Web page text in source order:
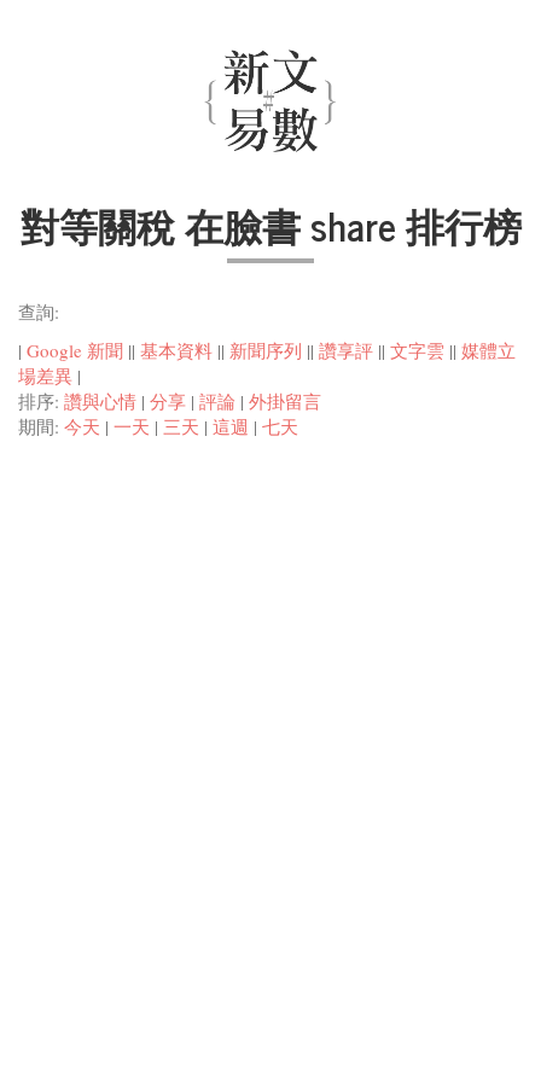
對等關稅 在臉書 share 排行榜
查詢:
| Google 新聞 || 基本資料 || 新聞序列 || 讚享評 || 文字雲 || 媒體立
場差異 |
排序: 讚與心情 | 分享 | 評論 | 外掛留言
期間: 今天 | 一天 | 三天 | 這週 | 七天